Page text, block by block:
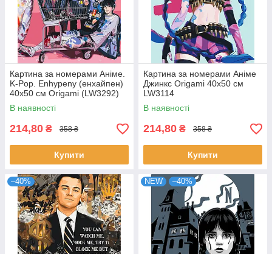
Картина за номерами Аніме.
K-Pop. Enhypenу (енхайпен)
40x50 см Origami (LW3292)
В наявності
214,80 ₴ 358 ₴
Купити
Картина за номерами Аніме
Джинкс Origami 40x50 см
LW3114
В наявності
214,80 ₴ 358 ₴
Купити
–40% NEW –40%